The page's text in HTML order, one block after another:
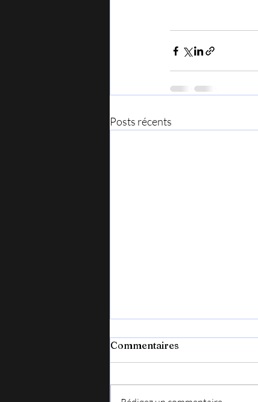
Posts récents
Commentaires